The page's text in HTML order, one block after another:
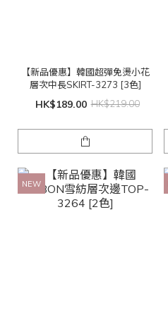
【新品優惠】韓國超彈免燙小花
層次中長SKIRT-3273 [3色]
HK$189.00 HK$219.00
NEW